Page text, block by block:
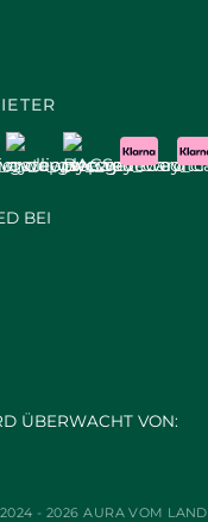
BEI
ÜBERWACHT VON:
- 2026 AURA VOM LAND